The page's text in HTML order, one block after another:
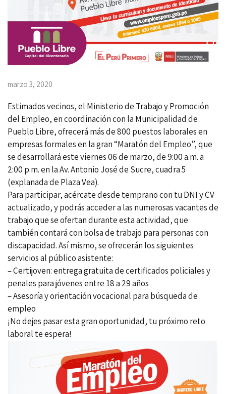
marzo 3, 2020
Estimados vecinos, el Ministerio de Trabajo y Promoción
del Empleo, en coordinación con la Municipalidad de
Pueblo Libre, ofrecerá más de 800 puestos laborales en
empresas formales en la gran “Maratón del Empleo”, que
se desarrollará este viernes 06 de marzo, de 9:00 a.m. a
2:00 p.m. en la Av. Antonio José de Sucre, cuadra 5
(explanada de Plaza Vea).
Para participar, acércate desde temprano con tu DNI y CV
actualizado, y podrás acceder a las numerosas vacantes de
trabajo que se ofertan durante esta actividad, que
también contará con bolsa de trabajo para personas con
discapacidad. Así mismo, se ofrecerán los siguientes
servicios al público asistente:
– Certijoven: entrega gratuita de certificados policiales y
penales para jóvenes entre 18 a 29 años
– Asesoría y orientación vocacional para búsqueda de
empleo
¡No dejes pasar esta gran oportunidad, tu próximo reto
laboral te espera!